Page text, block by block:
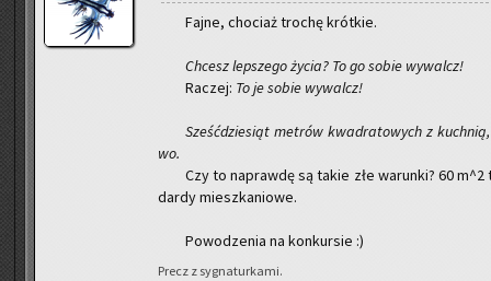
Fajne, cho­ciaż tro­chę krót­kie.
Chcesz lep­sze­go życia? To go sobie wy­walcz!
Ra­czej: To je sobie wy­walcz!
Sześć­dzie­siąt me­trów kwa­dra­to­wych z
wo.
Czy to na­praw­dę są takie złe wa­run­ki? 60
dar­dy miesz­ka­nio­we.
Po­wo­dze­nia na kon­kur­sie :)
Precz z sy­gna­tur­ka­mi.